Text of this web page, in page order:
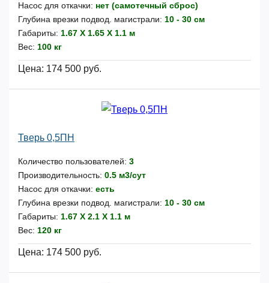
Насос для откачки: нет (самотечный сброс)
Глубина врезки подвод. магистрали: 10 - 30 см
Габариты: 1.67 Х 1.65 Х 1.1 м
Вес: 100 кг
Цена: 174 500 руб.
Тверь 0,5ПН
Количество пользователей: 3
Производительность: 0.5 м3/сут
Насос для откачки: есть
Глубина врезки подвод. магистрали: 10 - 30 см
Габариты: 1.67 Х 2.1 Х 1.1 м
Вес: 120 кг
Цена: 174 500 руб.